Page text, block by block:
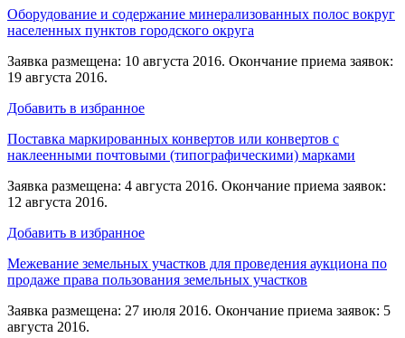
Оборудование и содержание минерализованных полос вокруг
населенных пунктов городского округа
Заявка размещена: 10 августа 2016. Окончание приема заявок:
19 августа 2016.
Добавить в избранное
Поставка маркированных конвертов или конвертов с
наклеенными почтовыми (типографическими) марками
Заявка размещена: 4 августа 2016. Окончание приема заявок:
12 августа 2016.
Добавить в избранное
Межевание земельных участков для проведения аукциона по
продаже права пользования земельных участков
Заявка размещена: 27 июля 2016. Окончание приема заявок: 5
августа 2016.